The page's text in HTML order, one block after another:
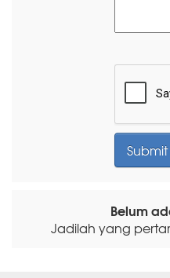
Belum
Jadilah yang